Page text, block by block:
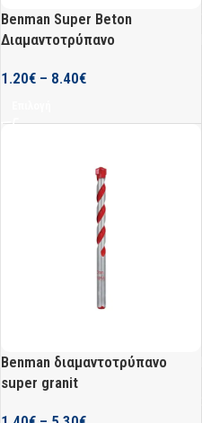
Benman Super Beton
Διαμαντοτρύπανο
1.20€ – 8.40€
Benman διαμαντοτρύπανο
super granit